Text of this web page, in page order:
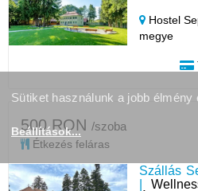
Hostel
megye
Szállás
|
500 RON /szoba
Étkezés feláras
Sütiket használunk a jobb élmény
Beállítások...